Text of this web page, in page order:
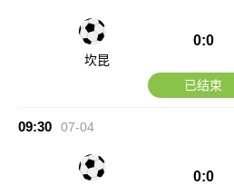
坎昆
0:0
已结束
09:30 07-04
0:0